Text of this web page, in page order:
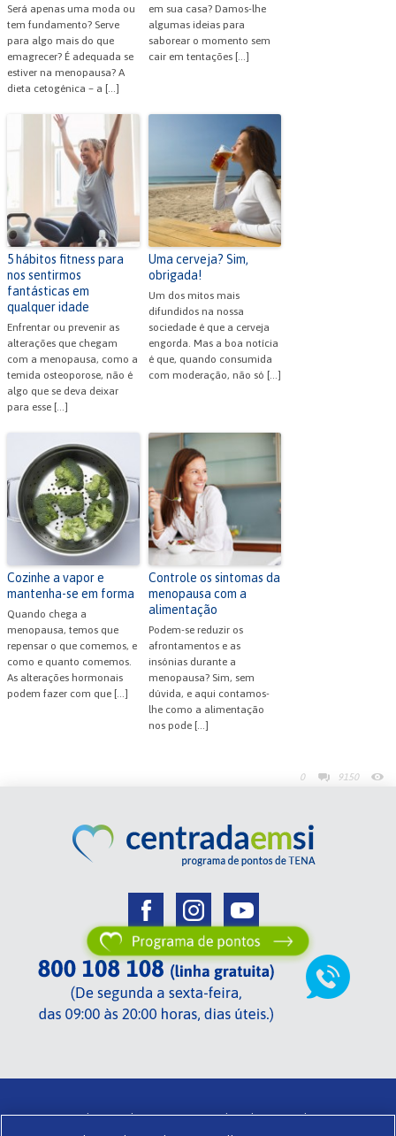
0 9150
Será apenas uma moda ou
tem fundamento? Serve
para algo mais do que
emagrecer? É adequada se
estiver na menopausa? A
dieta cetogénica – a […]
em sua casa? Damos-lhe
algumas ideias para
saborear o momento sem
cair em tentações […]
5 hábitos fitness para
nos sentirmos
fantásticas em
qualquer idade
Enfrentar ou prevenir as
alterações que chegam
com a menopausa, como a
temida osteoporose, não é
algo que se deva deixar
para esse […]
Uma cerveja? Sim,
obrigada!
Um dos mitos mais
difundidos na nossa
sociedade é que a cerveja
engorda. Mas a boa notícia
é que, quando consumida
com moderação, não só […]
Cozinhe a vapor e
mantenha-se em forma
Quando chega a
menopausa, temos que
repensar o que comemos, e
como e quanto comemos.
As alterações hormonais
podem fazer com que […]
Controle os sintomas da
menopausa com a
alimentação
Podem-se reduzir os
afrontamentos e as
insónias durante a
menopausa? Sim, sem
dúvida, e aqui contamos-
lhe como a alimentação
nos pode […]
Centrada em si de TENA . Termos de utilização . Glossário .